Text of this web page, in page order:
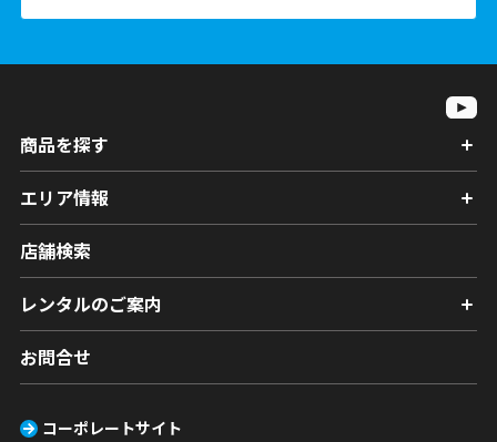
商品を探す
エリア情報
店舗検索
レンタルのご案内
お問合せ
コーポレートサイト